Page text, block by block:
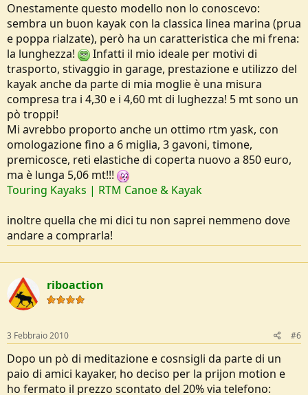
Onestamente questo modello non lo conoscevo:
sembra un buon kayak con la classica linea marina (prua
e poppa rialzate), però ha un caratteristica che mi frena:
la lunghezza!
Infatti il mio ideale per motivi di
trasporto, stivaggio in garage, prestazione e utilizzo del
kayak anche da parte di mia moglie è una misura
compresa tra i 4,30 e i 4,60 mt di lughezza! 5 mt sono un
pò troppi!
Mi avrebbo proporto anche un ottimo rtm yask, con
omologazione fino a 6 miglia, 3 gavoni, timone,
premicosce, reti elastiche di coperta nuovo a 850 euro,
ma è lunga 5,06 mt!!!
Touring Kayaks | RTM Canoe & Kayak
inoltre quella che mi dici tu non saprei nemmeno dove
andare a comprarla!
riboaction
3 Febbraio 2010 #6
Dopo un pò di meditazione e cosnsigli da parte di un
paio di amici kayaker, ho deciso per la prijon motion e
ho fermato il prezzo scontato del 20% via telefono: